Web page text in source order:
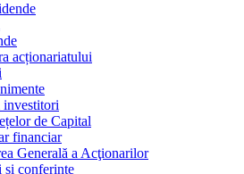
acționariatului
de Capital
financiar
Generală a Acţionarilor
și conferințe